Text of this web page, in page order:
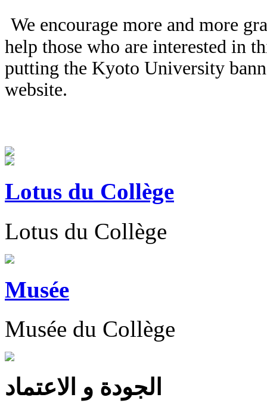
We encourage more and more
help those who are interested in
putting the Kyoto University
website.
Lotus du Collège
Lotus du Collège
Musée
Musée du Collège
الجودة و الاعتماد